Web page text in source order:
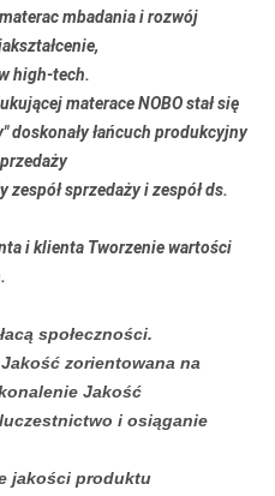
mbadania i rozwój
kształcenie,
high-tech.
materace NOBO stał się
doskonały łańcuch produkcyjny
sprzedaży i zespół ds.
i klienta Tworzenie wartości
społeczności.
zorientowana na
Jakość
uczestnictwo i osiąganie
jakości produktu